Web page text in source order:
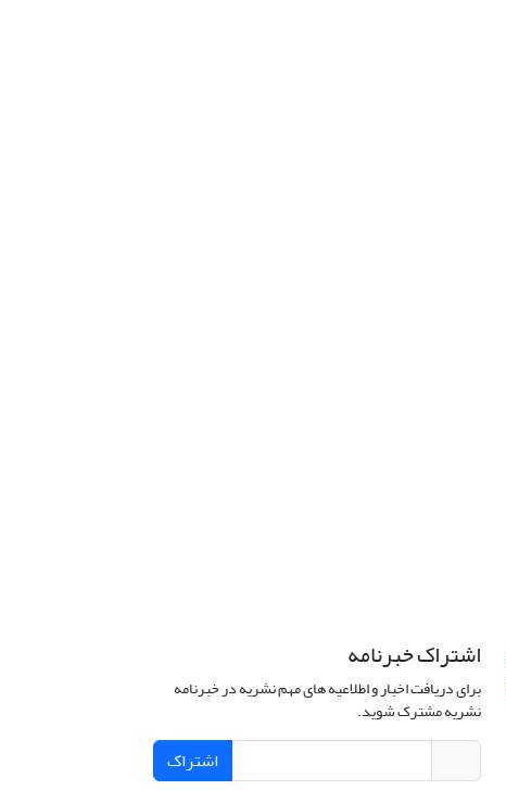
اشتراک خبرنامه
برای دریافت اخبار و اطلاعیه های مهم نشریه در خبرنامه
نشریه مشترک شوید.
اشتراک